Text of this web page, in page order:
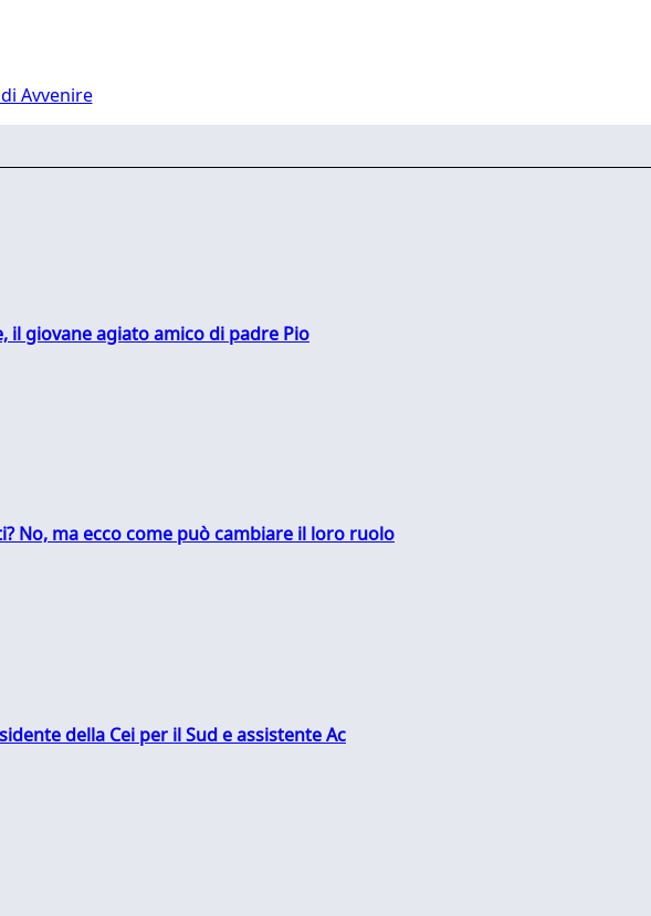
Avvenire
il giovane agiato amico di padre Pio
No, ma ecco come può cambiare il loro ruolo
della Cei per il Sud e assistente Ac